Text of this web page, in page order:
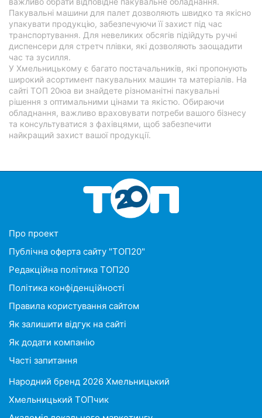
Пакувальні машини для палет дозволяють швидко та якісно
упакувати продукцію, забезпечуючи її захист під час
транспортування. Для невеликих обсягів підійдуть ручні
диспенсери для стретч плівки, які дозволяють заощадити
час та зусилля.
У Хмельницькому є багато постачальників, які пропонують
широкий асортимент пакувальних машин та матеріалів. На
сайті ТОП 20юа ви знайдете різноманітні пакувальні
рішення з оптимальними цінами та якістю. Обираючи
обладнання, важливо враховувати потреби вашого бізнесу
та консультуватися з фахівцями, щоб забезпечити
найкращий захист вашої продукції.
Про проект
Публічна оферта сайту "ТОП20"
Редакційна політика ТОП20
Політика конфіденційності
Правила користування сайтом
Як залишити відгук на сайті
Як додати компанію
Часті запитання
Народний бренд 2026 Хмельницький
Хмельницький ТОПчик